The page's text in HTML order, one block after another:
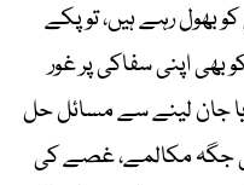
بھول رہے ہیں، تو پکے
بھی اپنی سفاکی پر غور
یا جان لینے سے مسائل حل
جگہ مکالمے، غصے کی